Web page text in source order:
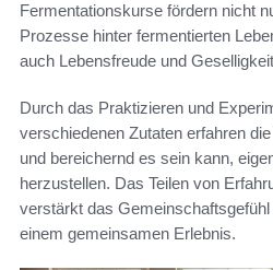
Fermentationskurse fördern nicht
Prozesse hinter fermentierten
auch Lebensfreude und
Durch das Praktizieren und
verschiedenen Zutaten erfahren
und bereichernd es sein kann,
herzustellen. Das Teilen von
verstärkt das
einem gemeinsamen Erlebnis.